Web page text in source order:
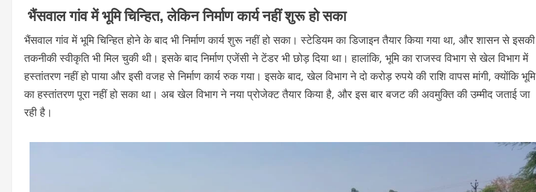
भैंसवाल गांव में भूमि चिन्हित, लेकिन निर्माण कार्य नहीं शुरू हो सका
भैंसवाल गांव में भूमि चिन्हित होने के बाद भी निर्माण कार्य शुरू नहीं हो सका। स्टेडियम का डिजाइन तैयार किया गया था, और शासन से इसकी
तकनीकी स्वीकृति भी मिल चुकी थी। इसके बाद निर्माण एजेंसी ने टेंडर भी छोड़ दिया था। हालांकि, भूमि का राजस्व विभाग से खेल विभाग में
हस्तांतरण नहीं हो पाया और इसी वजह से निर्माण कार्य रुक गया। इसके बाद, खेल विभाग ने दो करोड़ रुपये की राशि वापस मांगी, क्योंकि भूमि
का हस्तांतरण पूरा नहीं हो सका था। अब खेल विभाग ने नया प्रोजेक्ट तैयार किया है, और इस बार बजट की अवमुक्ति की उम्मीद जताई जा
रही है।